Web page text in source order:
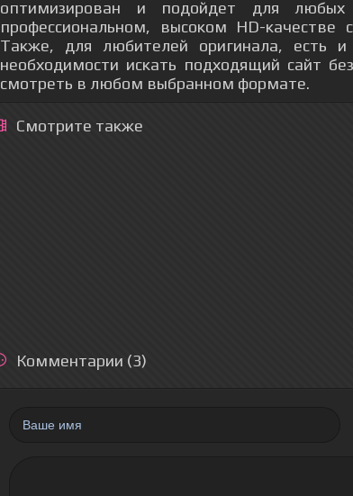
оптимизирован и подойдет для
профессиональном, высоком HD-
Также, для любителей оригинала, есть
необходимости искать подходящий сайт
смотреть в любом выбранном формате.
Смотрите также
Комментарии (3)